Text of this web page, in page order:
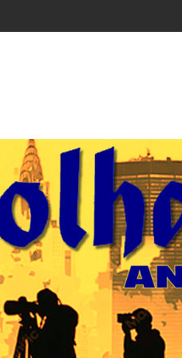
E A FLEC-FAC LÁ ESTÁ… DE